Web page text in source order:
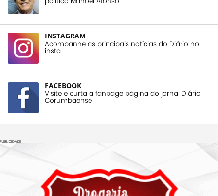
INSTAGRAM
Acompanhe as principais notícias do Diário no
insta
FACEBOOK
Visite e curta a fanpage página do jornal Diário
Corumbaense
PUBLICIDADE